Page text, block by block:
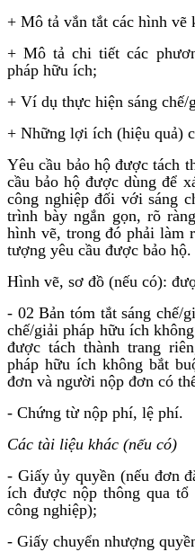
+ Mô tả vắn tắt các hình vẽ
+ Mô tả chi tiết các
pháp hữu ích;
+ Ví dụ thực hiện sáng chế/
+ Những lợi ích (hiệu quả)
Yêu cầu bảo hộ được tách
cầu bảo hộ được dùng để
công nghiệp đối với sáng
trình bày ngắn gọn, rõ
hình vẽ, trong đó phải làm
tượng yêu cầu được bảo hộ.
Hình vẽ, sơ đồ (nếu có):
- 02 Bản tóm tắt sáng chế/
chế/giải pháp hữu ích
được tách thành trang
pháp hữu ích không bắt
đơn và người nộp đơn có
- Chứng từ nộp phí, lệ phí.
Các tài liệu khác (nếu có)
- Giấy ủy quyền (nếu đơn
ích được nộp thông qua
công nghiệp);
- Giấy chuyển nhượng